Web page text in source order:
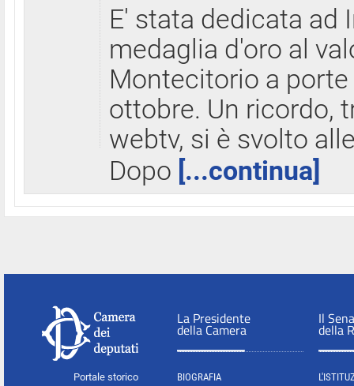
E' stata dedicata ad
medaglia d'oro al
Montecitorio a
ottobre. Un ricordo,
webtv, si è svolto
Dopo [...continua]
Portale storico
La Presidente
della Camera
BIOGRAFIA
Il
della